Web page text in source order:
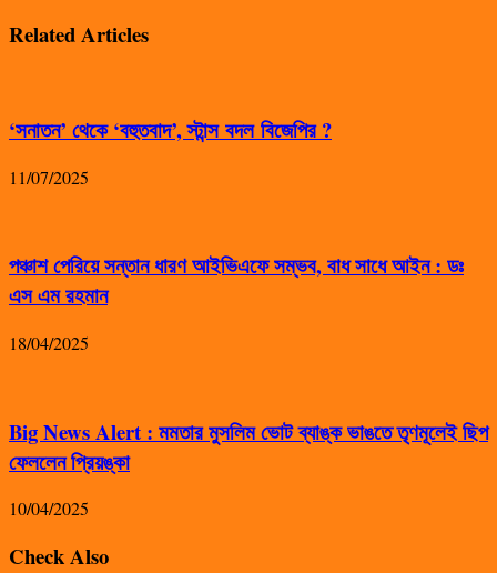
Related Articles
‘সনাতন’ থেকে ‘বহুতবাদ’, স্টান্স বদল বিজেপির ?
11/07/2025
পঞ্চাশ পেরিয়ে সন্তান ধারণ আইভিএফে সম্ভব, বাধ সাধে আইন : ডঃ
এস এম রহমান
18/04/2025
Big News Alert : মমতার মুসলিম ভোট ব্যাঙ্ক ভাঙতে তৃণমূলেই ছিপ
ফেললেন প্রিয়ঙ্কা
10/04/2025
Check Also